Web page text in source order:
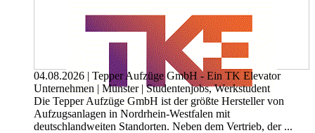
04.08.2026| Tepper Aufzüge GmbH - Ein TK Elevator
Unternehmen| Münster| Studentenjobs, Werkstudent
Die Tepper Aufzüge GmbH ist der größte Hersteller von
Aufzugsanlagen in Nordrhein-Westfalen mit
deutschlandweiten Standorten. Neben dem Vertrieb, der ...